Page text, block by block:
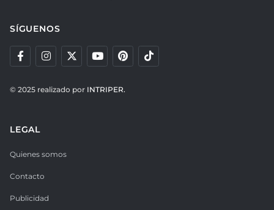
SÍGUENOS
© 2025 realizado por INTRIPER.
LEGAL
Quienes somos
Contacto
Publicidad